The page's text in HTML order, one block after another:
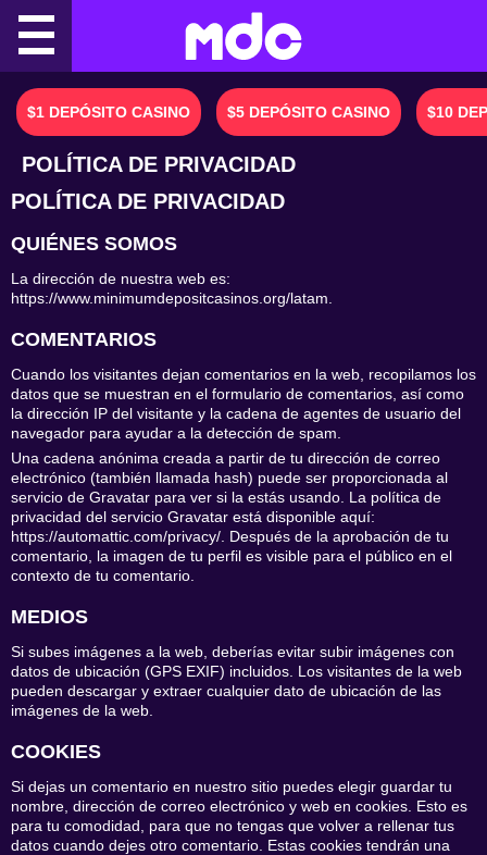
content
$1 DEPÓSITO CASINO $5 DEPÓSITO CASINO $10
POLÍTICA DE PRIVACIDAD
POLÍTICA DE PRIVACIDAD
QUIÉNES SOMOS
La dirección de nuestra web es:
https://www.minimumdepositcasinos.org/latam.
COMENTARIOS
Cuando los visitantes dejan comentarios en la web, recopilamos los
datos que se muestran en el formulario de comentarios, así como
la dirección IP del visitante y la cadena de agentes de usuario del
navegador para ayudar a la detección de spam.
Una cadena anónima creada a partir de tu dirección de correo
electrónico (también llamada hash) puede ser proporcionada al
servicio de Gravatar para ver si la estás usando. La política de
privacidad del servicio Gravatar está disponible aquí:
https://automattic.com/privacy/. Después de la aprobación de tu
comentario, la imagen de tu perfil es visible para el público en el
contexto de tu comentario.
MEDIOS
Si subes imágenes a la web, deberías evitar subir imágenes con
datos de ubicación (GPS EXIF) incluidos. Los visitantes de la web
pueden descargar y extraer cualquier dato de ubicación de las
imágenes de la web.
COOKIES
Si dejas un comentario en nuestro sitio puedes elegir guardar tu
nombre, dirección de correo electrónico y web en cookies. Esto es
para tu comodidad, para que no tengas que volver a rellenar tus
datos cuando dejes otro comentario. Estas cookies tendrán una